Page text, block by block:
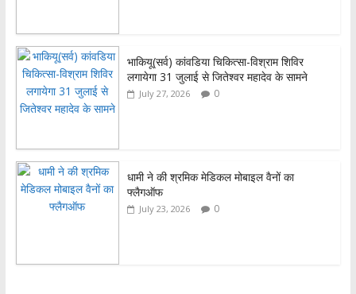
भाकियू(सर्व) कांवडिया चिकित्सा-विश्राम शिविर
लगायेगा 31 जुलाई से जितेश्वर महादेव के सामने
July 27, 2026 0
धामी ने की श्रमिक मेडिकल मोबाइल वैनों का
फ्लैगऑफ
July 23, 2026 0